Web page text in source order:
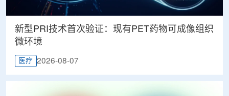
新型PRI技术首次验证：现有PET药物可成像组织
微环境
医疗 2026-08-07